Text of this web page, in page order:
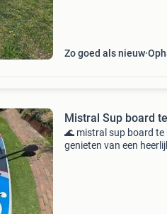
Zo goed als nieuw
Mistral Sup board
🌊 mistral sup board te
genieten van een